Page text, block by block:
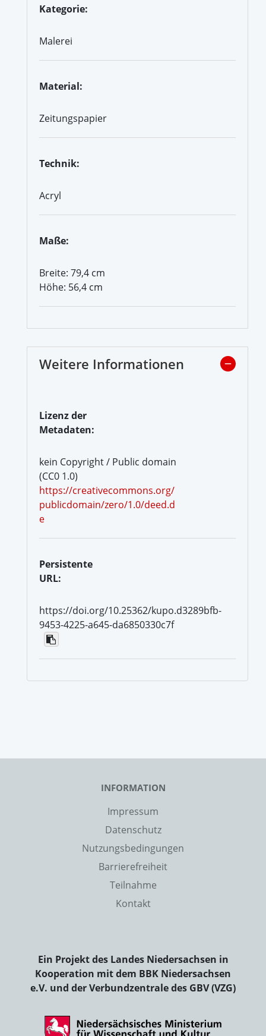
Kategorie:
Malerei
Material:
Zeitungspapier
Technik:
Acryl
Maße:
Breite: 79,4 cm
Höhe: 56,4 cm
Weitere Informationen
Lizenz der
Metadaten:
kein Copyright / Public domain
(CC0 1.0)
https://creativecommons.org/
publicdomain/zero/1.0/deed.d
e
Persistente
URL:
https://doi.org/10.25362/kupo.d3289bfb-
9453-4225-a645-da6850330c7f
INFORMATION
Impressum
Datenschutz
Nutzungsbedingungen
Barrierefreiheit
Teilnahme
Kontakt
Ein Projekt des Landes Niedersachsen in
Kooperation mit dem BBK Niedersachsen
e.V. und der Verbundzentrale des GBV (VZG)